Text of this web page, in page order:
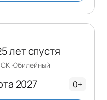
2027
лет спустя
СК Юбилейный
0+